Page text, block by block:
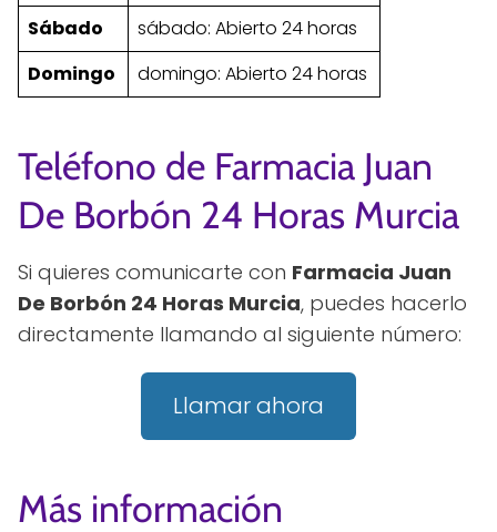
Sábado
sábado: Abierto 24 horas
Domingo
domingo: Abierto 24 horas
Teléfono de Farmacia Juan
De Borbón 24 Horas Murcia
Si quieres comunicarte con Farmacia Juan
De Borbón 24 Horas Murcia, puedes hacerlo
directamente llamando al siguiente número:
Llamar ahora
Más información